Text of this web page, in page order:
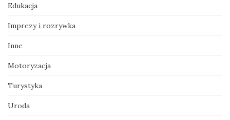
Edukacja
Imprezy i rozrywka
Inne
Motoryzacja
Turystyka
Uroda